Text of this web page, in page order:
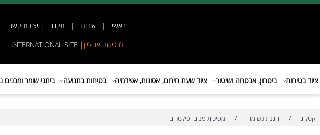
|אודות |תקנון |יצירת קשר
לרכישהאונליין|
INTERNATIONAL SITE
ביטחון, אבטחה ושיטור ציוד שעת חירום, אסונות, אפידמיה בטיחות בתנועה ביתני שומר ומבנים ניידים
הגנת נשימה / מסיכות פנים ופילטרים